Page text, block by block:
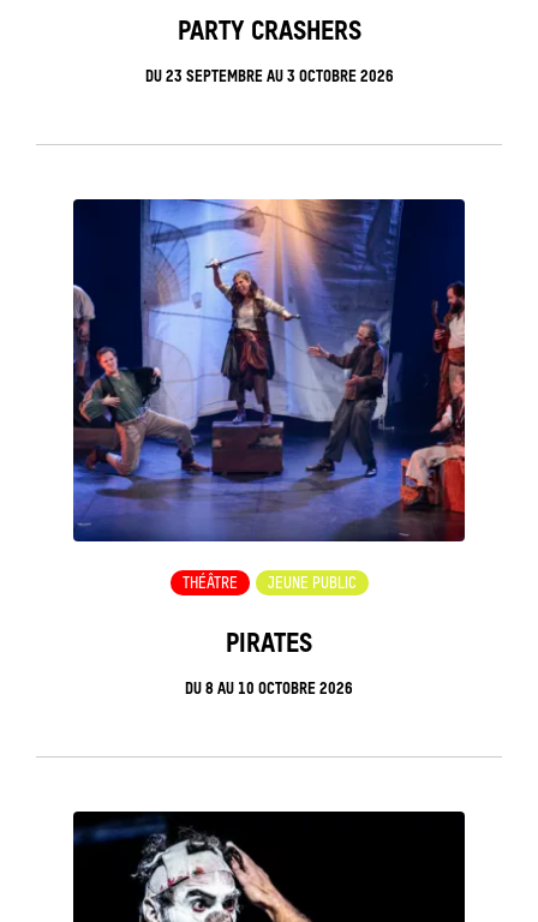
PARTY CRASHERS
DU 23 SEPTEMBREAU 3 OCTOBRE 2026
PIRATES
DU 8 AU 10 OCTOBRE 2026
THÉÂTRE JEUNE PUBLIC